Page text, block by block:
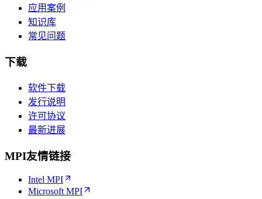
应用案例
知识库
常见问题
下载
软件下载
发行说明
许可协议
最新进展
MPI友情链接
Intel MPI
Microsoft MPI